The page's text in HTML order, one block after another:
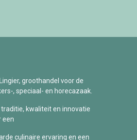
groothandel voor de
, speciaal- en horecazaak.
traditie, kwaliteit en innovatie
een
culinaire ervaring en een